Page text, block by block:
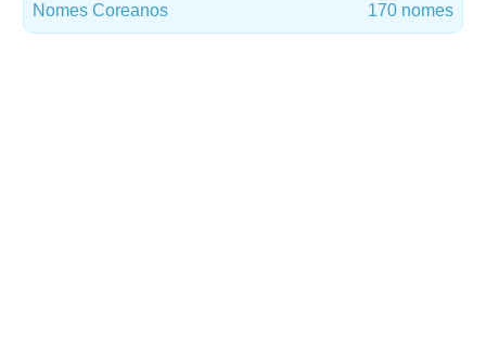
Nomes Coreanos 170 nomes